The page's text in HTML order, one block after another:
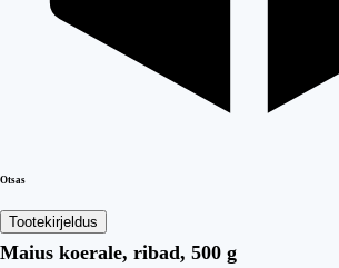
Otsas
Tootekirjeldus
Maius koerale, ribad, 500 g